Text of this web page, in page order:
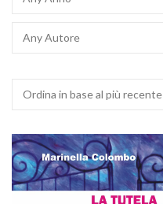
Any Autore
Ordina in base al più recente